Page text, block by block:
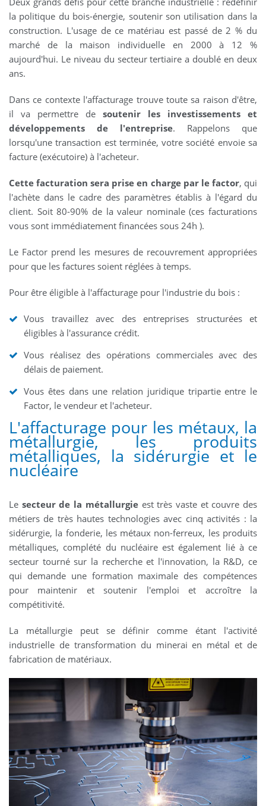
la politique du bois-énergie, soutenir son utilisation dans la
construction. L'usage de ce matériau est passé de 2 % du
marché de la maison individuelle en 2000 à 12 %
aujourd'hui. Le niveau du secteur tertiaire a doublé en deux
ans.
Dans ce contexte l'affacturage trouve toute sa raison d'être,
il va permettre de soutenir les investissements et
développements de l'entreprise. Rappelons que
lorsqu'une transaction est terminée, votre société envoie sa
facture (exécutoire) à l'acheteur.
Cette facturation sera prise en charge par le factor, qui
l'achète dans le cadre des paramètres établis à l'égard du
client. Soit 80-90% de la valeur nominale (ces facturations
vous sont immédiatement financées sous 24h ).
Le Factor prend les mesures de recouvrement appropriées
pour que les factures soient réglées à temps.
Pour être éligible à l'affacturage pour l'industrie du bois :
Vous travaillez avec des entreprises structurées et
éligibles à l'assurance crédit.
Vous réalisez des opérations commerciales avec des
délais de paiement.
Vous êtes dans une relation juridique tripartie entre le
Factor, le vendeur et l'acheteur.
L'affacturage pour les métaux, la
métallurgie, les produits
métalliques, la sidérurgie et le
nucléaire
Le secteur de la métallurgieest très vaste et couvre des
métiers de très hautes technologies avec cinq activités : la
sidérurgie, la fonderie, les métaux non-ferreux, les produits
métalliques, complété du nucléaire est également lié à ce
secteur tourné sur la recherche et l'innovation, la R&D, ce
qui demande une formation maximale des compétences
pour maintenir et soutenir l'emploi et accroître la
compétitivité.
La métallurgie peut se définir comme étant l'activité
industrielle de transformation du minerai en métal et de
fabrication de matériaux.